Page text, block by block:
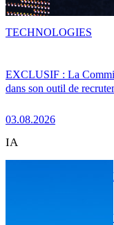
EXCLUSIF : La
dans son outil de
03.08.2026
TECHNOLOGIES
IA